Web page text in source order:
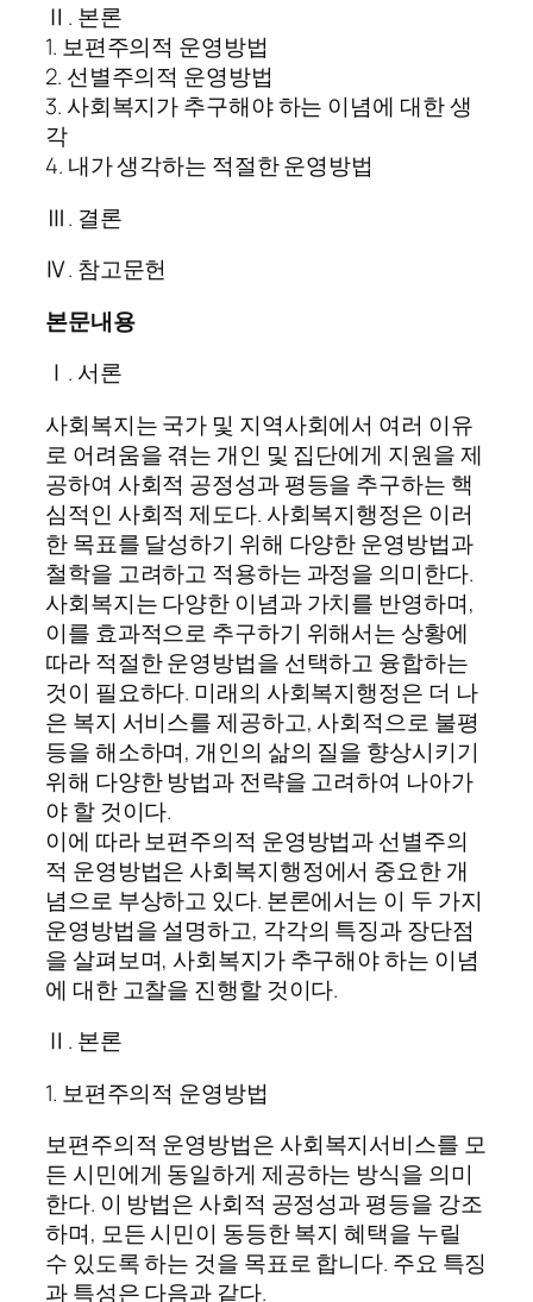
Ⅱ. 본론
1. 보편주의적 운영방법
2. 선별주의적 운영방법
3. 사회복지가 추구해야 하는 이념에 대한 생
각
4. 내가 생각하는 적절한 운영방법
Ⅲ. 결론
Ⅳ. 참고문헌
본문내용
Ⅰ. 서론
사회복지는 국가 및 지역사회에서 여러 이유
로 어려움을 겪는 개인 및 집단에게 지원을 제
공하여 사회적 공정성과 평등을 추구하는 핵
심적인 사회적 제도다. 사회복지행정은 이러
한 목표를 달성하기 위해 다양한 운영방법과
철학을 고려하고 적용하는 과정을 의미한다.
사회복지는 다양한 이념과 가치를 반영하며,
이를 효과적으로 추구하기 위해서는 상황에
따라 적절한 운영방법을 선택하고 융합하는
것이 필요하다. 미래의 사회복지행정은 더 나
은 복지 서비스를 제공하고, 사회적으로 불평
등을 해소하며, 개인의 삶의 질을 향상시키기
위해 다양한 방법과 전략을 고려하여 나아가
야 할 것이다.
이에 따라 보편주의적 운영방법과 선별주의
적 운영방법은 사회복지행정에서 중요한 개
념으로 부상하고 있다. 본론에서는 이 두 가지
운영방법을 설명하고, 각각의 특징과 장단점
을 살펴보며, 사회복지가 추구해야 하는 이념
에 대한 고찰을 진행할 것이다.
Ⅱ. 본론
1. 보편주의적 운영방법
보편주의적 운영방법은 사회복지서비스를 모
든 시민에게 동일하게 제공하는 방식을 의미
한다. 이 방법은 사회적 공정성과 평등을 강조
하며, 모든 시민이 동등한 복지 혜택을 누릴
수 있도록 하는 것을 목표로 합니다. 주요 특징
과 특성은 다음과 같다.